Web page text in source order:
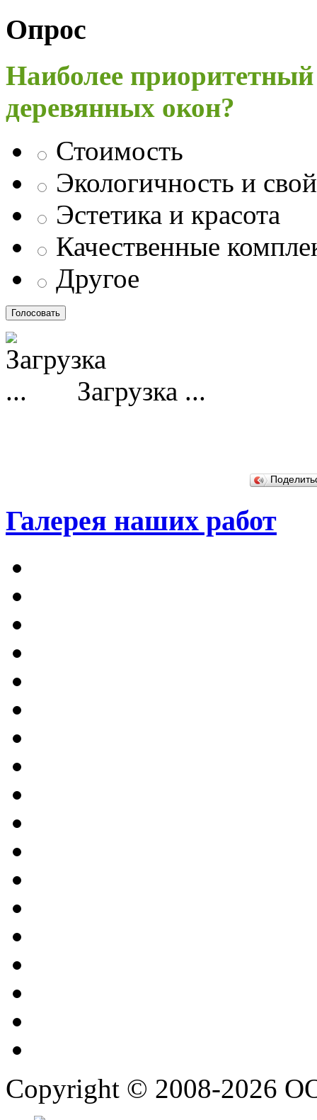
Опрос
Наиболее
деревянных окон?
Стоимость
Экологичность и
Эстетика и красота
Качественные
Другое
Загрузка ...
Галерея наших работ
Copyright © 2008-2026